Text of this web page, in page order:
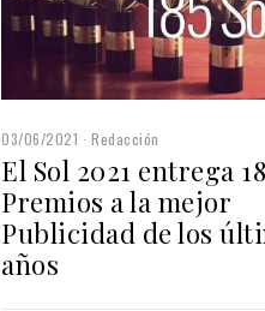
03/06/2021 Redacción
El Sol 2021 entrega
Premios a la mejor
Publicidad de los
años